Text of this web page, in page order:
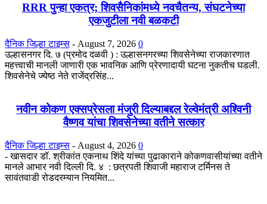
RRR पुन्हा एकत्र; शिवसैनिकांमध्ये नवचैतन्य, संघटनेच्या
एकजुटीला नवी बळकटी
दैनिक जिल्हा टाइम्स - August 7, 2026 0
उल्हासनगर दि. ७ (प्रमोद दळवी ) : उल्हासनगरच्या शिवसेनेच्या राजकारणात
महत्त्वाची मानली जाणारी एक भावनिक आणि प्रेरणादायी घटना नुकतीच घडली.
शिवसेनेचे ज्येष्ठ नेते राजेंद्रसिंह...
नवीन कोकण एक्सप्रेसला मंजुरी दिल्याबद्दल रेल्वेमंत्री अश्विनी
वैष्णव यांचा शिवसेनेच्या वतीने सत्कार
दैनिक जिल्हा टाइम्स - August 4, 2026 0
- खासदार डॉ. श्रीकांत एकनाथ शिंदे यांच्या पुढाकाराने कोकणवासीयांच्या वतीने
मानले आभार नवी दिल्ली दि. ४ : छत्रपती शिवाजी महाराज टर्मिनस ते
सावंतवाडी रोडदरम्यान नियमित...